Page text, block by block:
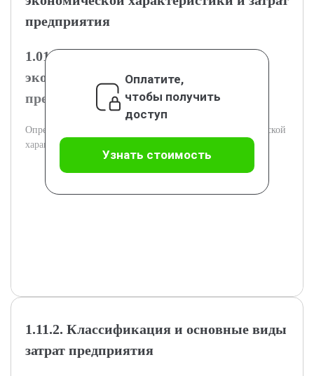
предприятия
1.01.1. Понятие и структура технико-
экономической характеристики
предприятия
Определение и основные показатели технико-экономической
характеристики предприятия.
Оплатите,
чтобы получить
доступ
Узнать стоимость
1.11.2. Классификация и основные виды
затрат предприятия